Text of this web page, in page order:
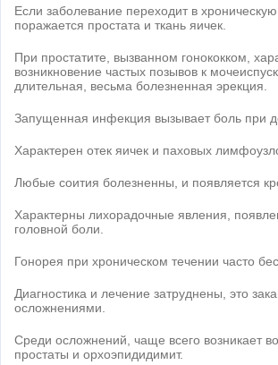
Если заболевание переходит в
поражается простата и ткань яичек.
При простатите, вызванном гонококком,
возникновение частых позывов к
длительная, весьма болезненная эрекция.
Запущенная инфекция вызывает боль при
Характерен отек яичек и паховых
Любые соития болезненны, и появляется
Характерны лихорадочные явления,
головной боли.
Гонорея при хроническом течении часто
Диагностика и лечение затруднены, это
осложнениями.
Среди осложнений, чаще всего возникает
простаты и орхоэпидидимит.